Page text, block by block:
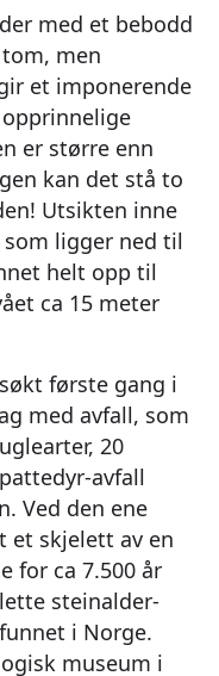
med et bebodd
men
et imponerende
er større enn
kan det stå to
Utsikten inne
ligger ned til
helt opp til
ca 15 meter
første gang i
med avfall, som
20
avfall
Ved den ene
et skjelett av en
for ca 7.500 år
steinalder-
i Norge.
museum i